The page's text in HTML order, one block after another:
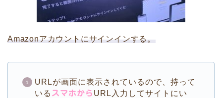
Amazonアカウントにサインインする。
URLが画面に表示されているので、持って
いる スマホから URL入力してサイトにい